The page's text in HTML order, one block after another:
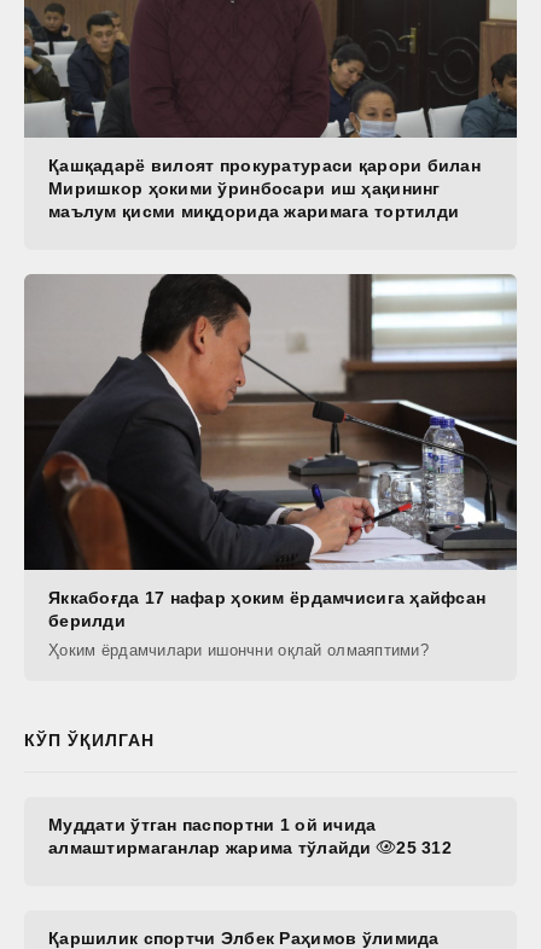
Қашқадарё вилоят прокуратураси қарори билан
Миришкор ҳокими ўринбосари иш ҳақининг
маълум қисми миқдорида жаримага тортилди
Яккабоғда 17 нафар ҳоким ёрдамчисига ҳайфсан
берилди
Ҳоким ёрдамчилари ишончни оқлай олмаяптими?
КЎП ЎҚИЛГАН
Муддати ўтган паспортни 1 ой ичида
алмаштирмаганлар жарима тўлайди
25 312
Қаршилик спортчи Элбек Раҳимов ўлимида